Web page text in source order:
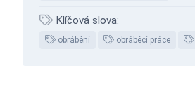
Klíčová slova:
obrábění obráběcí práce